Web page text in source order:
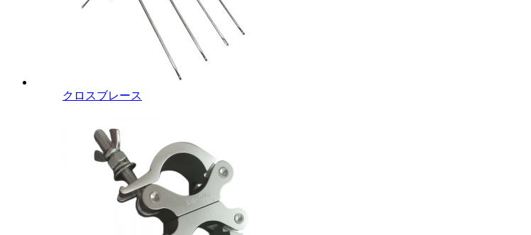
クロスブレース